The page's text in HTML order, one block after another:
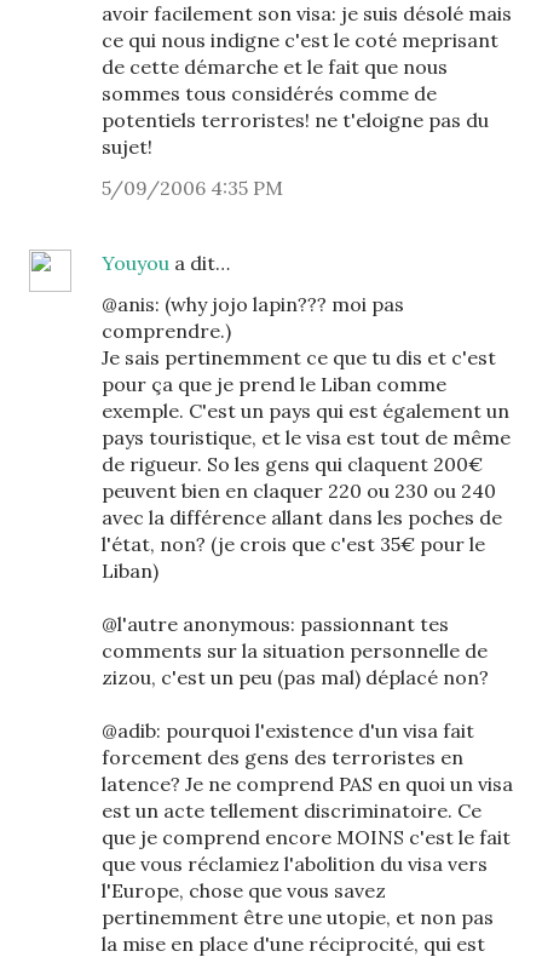
avoir facilement son visa: je suis désolé mais
ce qui nous indigne c'est le coté meprisant
de cette démarche et le fait que nous
sommes tous considérés comme de
potentiels terroristes! ne t'eloigne pas du
sujet!
5/09/2006 4:35 PM
Youyou a dit…
@anis: (why jojo lapin??? moi pas
comprendre.)
Je sais pertinemment ce que tu dis et c'est
pour ça que je prend le Liban comme
exemple. C'est un pays qui est également un
pays touristique, et le visa est tout de même
de rigueur. So les gens qui claquent 200€
peuvent bien en claquer 220 ou 230 ou 240
avec la différence allant dans les poches de
l'état, non? (je crois que c'est 35€ pour le
Liban)
@l'autre anonymous: passionnant tes
comments sur la situation personnelle de
zizou, c'est un peu (pas mal) déplacé non?
@adib: pourquoi l'existence d'un visa fait
forcement des gens des terroristes en
latence? Je ne comprend PAS en quoi un visa
est un acte tellement discriminatoire. Ce
que je comprend encore MOINS c'est le fait
que vous réclamiez l'abolition du visa vers
l'Europe, chose que vous savez
pertinemment être une utopie, et non pas
la mise en place d'une réciprocité, qui est